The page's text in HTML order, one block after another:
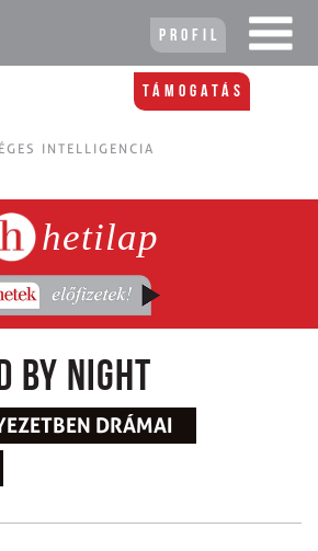
Profil
Támogatás
INTELLIGENCIA
hetilap
by night
DRÁMAI